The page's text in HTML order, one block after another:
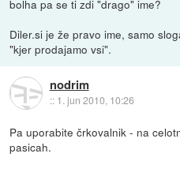
bolha pa se ti zdi "drago" ime?
Diler.si je že pravo ime, samo
"kjer prodajamo vsi".
nodrim
:: 1. jun 2010, 10:26
Pa uporabite črkovalnik - na
pasicah.